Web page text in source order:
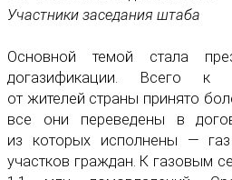
Участники заседания штаба
Основной темой стала
догазификации. Всего к
от жителей страны принято
все они переведены в
из которых исполнены —
участков граждан. К газовым